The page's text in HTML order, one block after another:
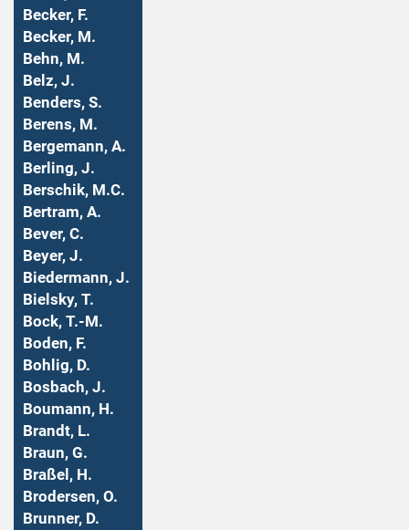
Becker, F.
Becker, M.
Behn, M.
Belz, J.
Benders, S.
Berens, M.
Bergemann, A.
Berling, J.
Berschik, M.C.
Bertram, A.
Bever, C.
Beyer, J.
Biedermann, J.
Bielsky, T.
Bock, T.-M.
Boden, F.
Bohlig, D.
Bosbach, J.
Boumann, H.
Brandt, L.
Braun, G.
Braßel, H.
Brodersen, O.
Brunner, D.